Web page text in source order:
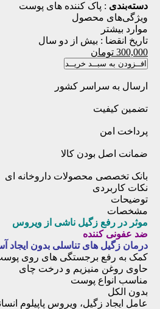
دسته‌بندی : پاک کننده های پوست
ویژگی‌های محصول
موارد بیشتر
تاریخ انقضا : بیش از دو سال
300,000 تومان
افــزودن به سبــد خریــد
ارسال به سراسر کشور
تضمین کیفیت
پرداخت امن
ضمانت اصل بودن کالا
بانک تخصصی محصولات داروخانه ای
نکات کاربردی
توضیحات
مشخصات
موثر در رفع زگیل ناشی از ویروس
ضد عفونی کننده
درمان زگیل های تناسلی بدون ایجاد
کمک به رفع برجستگی های روی
حاوی روغن منیزیم و درخت چای
مناسب انواع پوست
بدون الکل